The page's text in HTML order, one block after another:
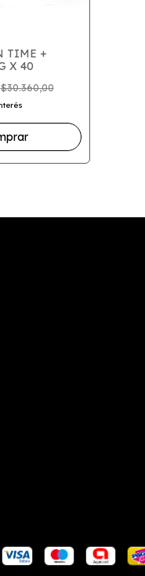
TIME +
X 40
$30.360,00